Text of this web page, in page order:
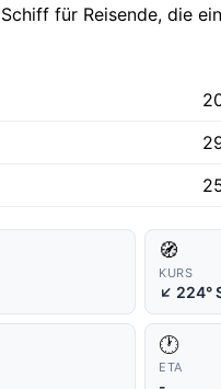
für Reisende, die
🧭
KURS
↑224°
🕐
ETA